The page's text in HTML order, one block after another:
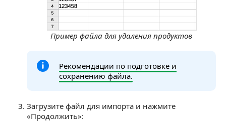
Пример файла для удаления продуктов
Рекомендации по подготовке и
сохранению файла.
Загрузите файл для импорта и нажмите
«Продолжить»: